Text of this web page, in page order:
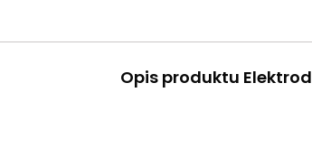
Opis produktu